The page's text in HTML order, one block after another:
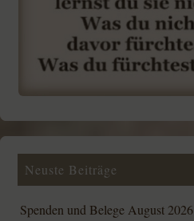
Neuste Beiträge
Spenden und Belege August 2026